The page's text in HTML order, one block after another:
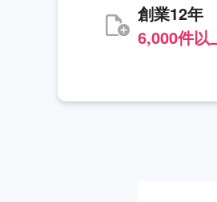
創業12年
6,000件以